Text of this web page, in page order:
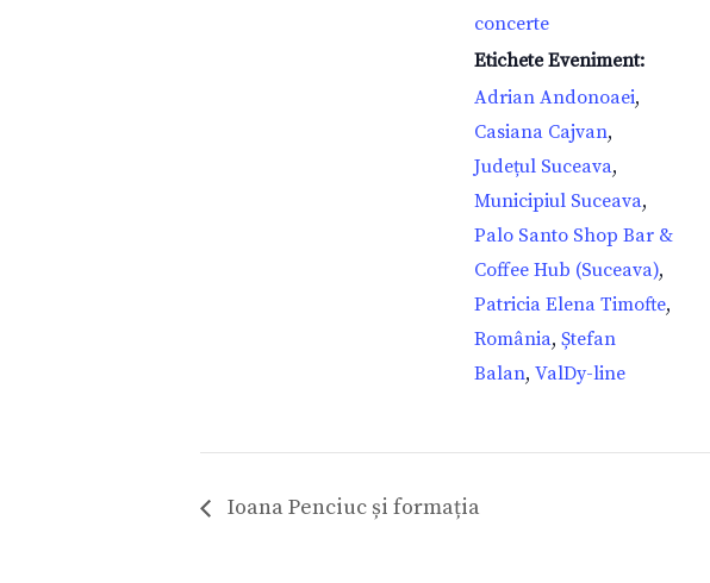
concerte
Etichete Eveniment:
Adrian Andonoaei,
Casiana Cajvan,
Județul Suceava,
Municipiul Suceava,
Palo Santo Shop Bar &
Coffee Hub (Suceava),
Patricia Elena Timofte,
România, Ștefan
Balan, ValDy-line
Ioana Penciuc și formația